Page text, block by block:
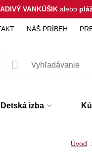
VANKÚŠIK alebo
NÁŠ PRÍBEH
Detská izba
Úvod